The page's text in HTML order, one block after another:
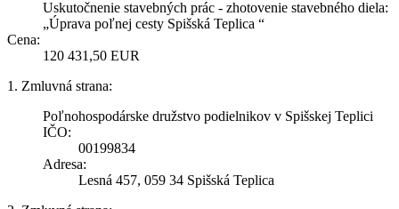
Uskutočnenie stavebných prác - zhotovenie stavebného diela:
„Úprava poľnej cesty Spišská Teplica “
Cena:
120 431,50 EUR
1. Zmluvná strana:
Poľnohospodárske družstvo podielnikov v Spišskej Teplici
IČO:
00199834
Adresa:
Lesná 457, 059 34 Spišská Teplica